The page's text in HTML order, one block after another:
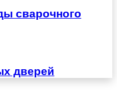
сварочного
дверей